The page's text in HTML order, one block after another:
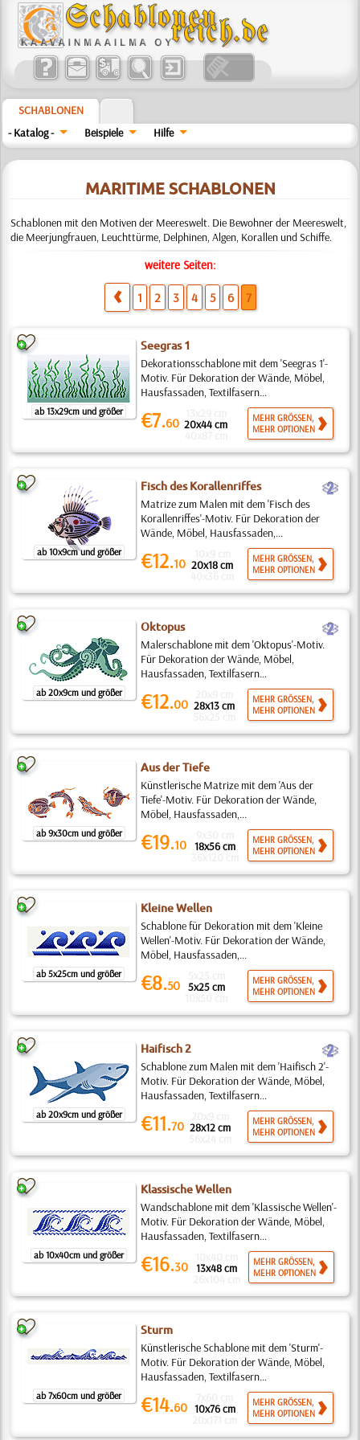
SCHABLONEN
- Katalog -
Beispiele Hilfe
MARITIME SCHABLONEN
Schablonen mit den Motiven der Meereswelt. Die Bewohner der Meereswelt,
die Meerjungfrauen, Leuchttürme, Delphinen, Algen, Korallen und Schiffe.
weitere Seiten:
1 2 3 4 5 6 7
ab 13x29cm und größer
Seegras 1
Dekorationsschablone mit dem 'Seegras 1'-
Motiv. Für Dekoration der Wände, Möbel,
Hausfassaden, Textilfasern...
€7.60 20x44 cm
MEHR GRÖSSEN,
MEHR OPTIONEN
ab 10x9cm und größer
Fisch des Korallenriffes b
Matrize zum Malen mit dem 'Fisch des
Korallenriffes'-Motiv. Für Dekoration der
Wände, Möbel, Hausfassaden,...
€12.10 20x18 cm
MEHR GRÖSSEN,
MEHR OPTIONEN
ab 20x9cm und größer
Oktopus b
Malerschablone mit dem 'Oktopus'-Motiv.
Für Dekoration der Wände, Möbel,
Hausfassaden, Textilfasern...
€12.00 28x13 cm
MEHR GRÖSSEN,
MEHR OPTIONEN
ab 9x30cm und größer
Aus der Tiefe
Künstlerische Matrize mit dem 'Aus der
Tiefe'-Motiv. Für Dekoration der Wände,
Möbel, Hausfassaden,...
€19.10 18x56 cm
MEHR GRÖSSEN,
MEHR OPTIONEN
ab 5x25cm und größer
Kleine Wellen
Schablone für Dekoration mit dem 'Kleine
Wellen'-Motiv. Für Dekoration der Wände,
Möbel, Hausfassaden,...
€8.50 5x25 cm
MEHR GRÖSSEN,
MEHR OPTIONEN
ab 20x9cm und größer
Haifisch 2 b
Schablone zum Malen mit dem 'Haifisch 2'-
Motiv. Für Dekoration der Wände, Möbel,
Hausfassaden, Textilfasern...
€11.70 28x12 cm
MEHR GRÖSSEN,
MEHR OPTIONEN
ab 10x40cm und größer
Klassische Wellen
Wandschablone mit dem 'Klassische Wellen'-
Motiv. Für Dekoration der Wände, Möbel,
Hausfassaden, Textilfasern...
€16.30 13x48 cm
MEHR GRÖSSEN,
MEHR OPTIONEN
ab 7x60cm und größer
Sturm
Künstlerische Schablone mit dem 'Sturm'-
Motiv. Für Dekoration der Wände, Möbel,
Hausfassaden, Textilfasern...
€14.60 10x76 cm
MEHR GRÖSSEN,
MEHR OPTIONEN